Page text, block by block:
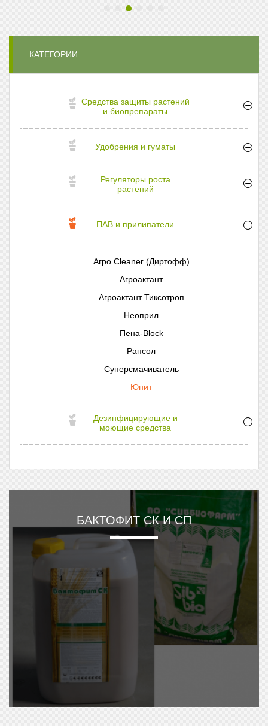
КАТЕГОРИИ
Средства защиты растений
и биопрепараты
Удобрения и гуматы
Регуляторы роста
растений
ПАВ и прилипатели
Агро Cleaner (Диртофф)
Агроактант
Агроактант Тиксотроп
Неоприл
Пена-Block
Рапсол
Суперсмачиватель
Юнит
Дезинфицирующие и
моющие средства
БАКТОФИТ СК И СП